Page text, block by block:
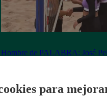
Hombre de PALABRA: José
para